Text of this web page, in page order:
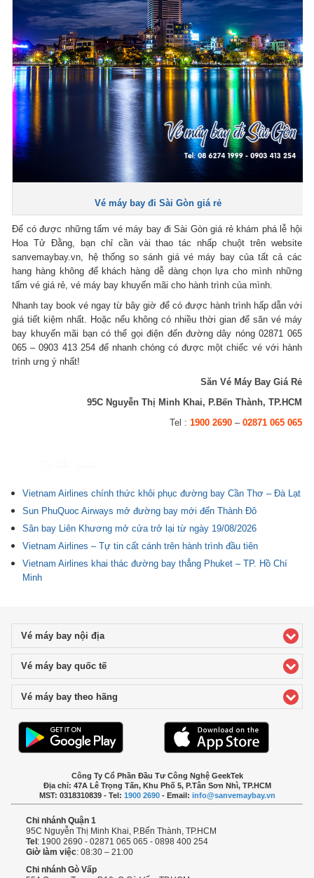
Vé máy bay đi Sài Gòn giá rẻ
Để có được những tấm vé máy bay đi Sài Gòn giá rẻ khám phá lễ hội
Hoa Tử Đằng, bạn chỉ cần vài thao tác nhấp chuột trên website
sanvemaybay.vn, hệ thống so sánh giá vé máy bay của tất cả các
hang hàng không để khách hàng dễ dàng chọn lựa cho mình những
tấm vé giá rẻ, vé máy bay khuyến mãi cho hành trình của mình.
Nhanh tay book vé ngay từ bây giờ để có được hành trình hấp dẫn với
giá tiết kiệm nhất. Hoặc nếu không có nhiều thời gian để săn vé máy
bay khuyến mãi bạn có thể gọi điện đến đường dây nóng 02871 065
065 – 0903 413 254 để nhanh chóng có được một chiếc vé với hành
trình ưng ý nhất!
Săn Vé Máy Bay Giá Rẻ
95C Nguyễn Thị Minh Khai, P.Bến Thành, TP.HCM
Tel : 1900 2690– 02871 065 065
Vietnam Airlines chính thức khôi phục đường bay Cần Thơ – Đà Lạt
Sun PhuQuoc Airways mở đường bay mới đến Thành Đô
Sân bay Liên Khương mở cửa trở lại từ ngày 19/08/2026
Vietnam Airlines – Tự tin cất cánh trên hành trình đầu tiên
Vietnam Airlines khai thác đường bay thẳng Phuket – TP. Hồ Chí
Minh
Vé máy bay nội địaclick to expand contents
Vé máy bay quốc tếclick to expand contents
Vé máy bay theo hãng
Công Ty Cổ Phần Đầu Tư Công Nghệ GeekTek
Địa chỉ: 47A Lê Trọng Tấn, Khu Phố 5, P.Tân Sơn Nhì, TP.HCM
MST: 0318310839 - Tel: 1900 2690- Email: info@sanvemaybay.vn
Chi nhánh Quận 1
95C Nguyễn Thị Minh Khai, P.Bến Thành, TP.HCM
Tel: 1900 2690 - 02871 065 065 - 0898 400 254
Giờ làm việc: 08:30 – 21:00
Chi nhánh Gò Vấp